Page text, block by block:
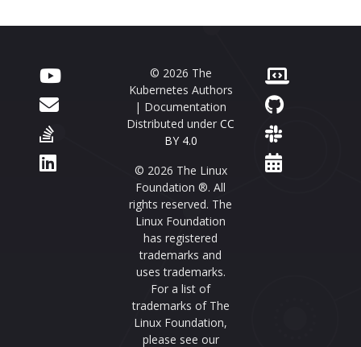
© 2026 The
Kubernetes Authors
| Documentation
Distributed under CC
BY 4.0
© 2026 The Linux
Foundation ®. All
rights reserved. The
Linux Foundation
has registered
trademarks and
uses trademarks.
For a list of
trademarks of The
Linux Foundation,
please see our